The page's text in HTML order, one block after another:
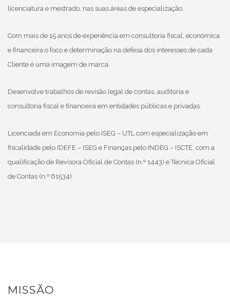
licenciatura e mestrado, nas suas áreas de especialização.
Com mais de 15 anos de experiência em consultoria fiscal, económica
e financeira o foco e determinação na defesa dos interesses de cada
Cliente é uma imagem de marca.
Desenvolve trabalhos de revisão legal de contas, auditoria e
consultoria fiscal e financeira em entidades públicas e privadas.
Licenciada em Economia pelo ISEG – UTL com especialização em
fiscalidade pelo IDEFE – ISEG e Finanças pelo INDEG – ISCTE, com a
qualificação de Revisora Oficial de Contas (n.º 1443) e Técnica Oficial
de Contas (n.º 61534)
MISSÃO